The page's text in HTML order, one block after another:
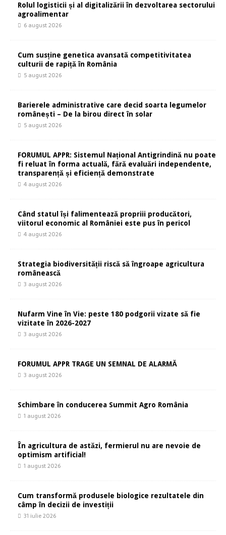
Rolul logisticii și al digitalizării în dezvoltarea sectorului
agroalimentar
6 august 2026
Cum susține genetica avansată competitivitatea
culturii de rapiță în România
5 august 2026
Barierele administrative care decid soarta legumelor
românești – De la birou direct în solar
5 august 2026
FORUMUL APPR: Sistemul Național Antigrindină nu poate
fi reluat în forma actuală, fără evaluări independente,
transparență și eficiență demonstrate
4 august 2026
Când statul își falimentează propriii producători,
viitorul economic al României este pus în pericol
4 august 2026
Strategia biodiversității riscă să îngroape agricultura
românească
3 august 2026
Nufarm Vine în Vie: peste 180 podgorii vizate să fie
vizitate în 2026-2027
3 august 2026
FORUMUL APPR TRAGE UN SEMNAL DE ALARMĂ
3 august 2026
Schimbare în conducerea Summit Agro România
1 august 2026
În agricultura de astăzi, fermierul nu are nevoie de
optimism artificial!
1 august 2026
Cum transformă produsele biologice rezultatele din
câmp în decizii de investiții
31 iulie 2026